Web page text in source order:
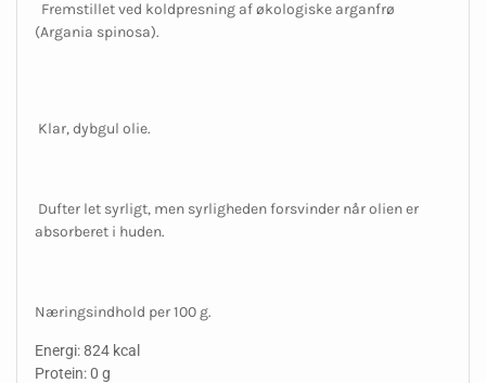
Fremstillet ved koldpresning af økologiske arganfrø
(Argania spinosa).
Klar, dybgul olie.
Dufter let syrligt, men syrligheden forsvinder når olien er
absorberet i huden.
Næringsindhold per 100 g.
Energi: 824 kcal
Protein: 0 g